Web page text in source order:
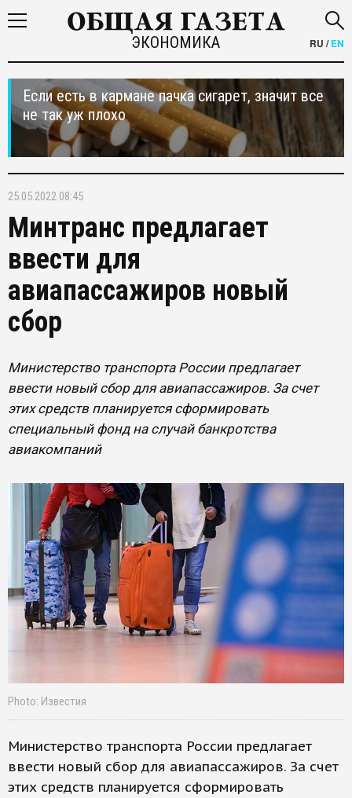
ЭКОНОМИКА RU /EN
Если есть в кармане пачка сигарет, значит все
не так уж плохо
25.05.2022 08:45
Минтранс предлагает
ввести для
авиапассажиров новый
сбор
Министерство транспорта России предлагает
ввести новый сбор для авиапассажиров. За счет
этих средств планируется сформировать
специальный фонд на случай банкротства
авиакомпаний
Photo: Известия
Министерство транспорта России предлагает
ввести новый сбор для авиапассажиров. За счет
этих средств планируется сформировать